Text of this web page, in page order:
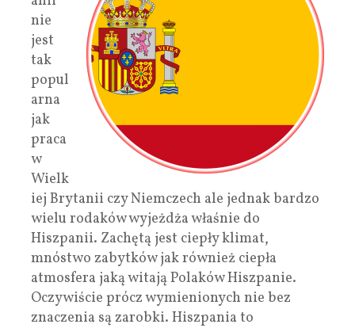
nie
jest
tak
popul
arna
jak
praca
w
Wielk
iej Brytanii czy Niemczech ale jednak bardzo
wielu rodaków wyjeżdża właśnie do
Hiszpanii. Zachętą jest ciepły klimat,
mnóstwo zabytków jak również ciepła
atmosfera jaką witają Polaków Hiszpanie.
Oczywiście prócz wymienionych nie bez
znaczenia są zarobki. Hiszpania to